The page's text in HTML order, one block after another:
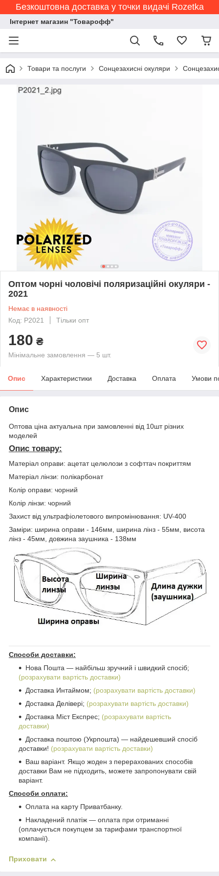
Безкоштовна доставка у точки видачі Rozetka
Інтернет магазин "Товарофф"
Товари та послуги Сонцезахисні окуляри
Оптом чорні чоловічі поляризаційні окуляри -
2021
Немає в наявності
Код: P2021
Тільки опт
180 ₴
Мінімальне замовлення — 5 шт.
Опис Характеристики Доставка Оплата Умови
Опис
Оптова ціна актуальна при замовленні від 10шт різних
моделей
Опис товару:
Матеріал оправи: ацетат целюлози з софттач покриттям
Матеріал лінзи: полікарбонат
Колір оправи: чорний
Колір лінзи: чорний
Захист від ультрафіолетового випромінювання: UV-400
Заміри: ширина оправи - 146мм, ширина лінз - 55мм, висота
лінз - 45мм, довжина заушника - 138мм
Способи доставки:
Нова Пошта ― найбільш зручний і швидкий спосіб;
(розрахувати вартість доставки)
Доставка Интаймом; (розрахувати вартість доставки)
Доставка Делівері; (розрахувати вартість доставки)
Доставка Міст Експрес; (розрахувати вартість
доставки)
Доставка поштою (Укрпошта) ― найдешевший спосіб
доставки! (розрахувати вартість доставки)
Ваш варіант. Якщо жоден з перерахованих способів
доставки Вам не підходить, можете запропонувати свій
варіант.
Способи оплати:
Оплата на карту Приватбанку.
Накладений платіж ― оплата при отриманні
(оплачується покупцем за тарифами транспортної
компанії).
Приховати